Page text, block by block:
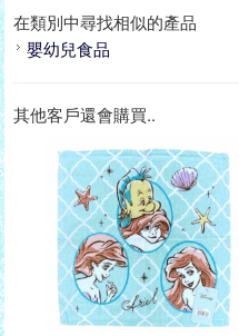
在類別中尋找相似的產品
嬰幼兒食品
其他客戶還會購買..